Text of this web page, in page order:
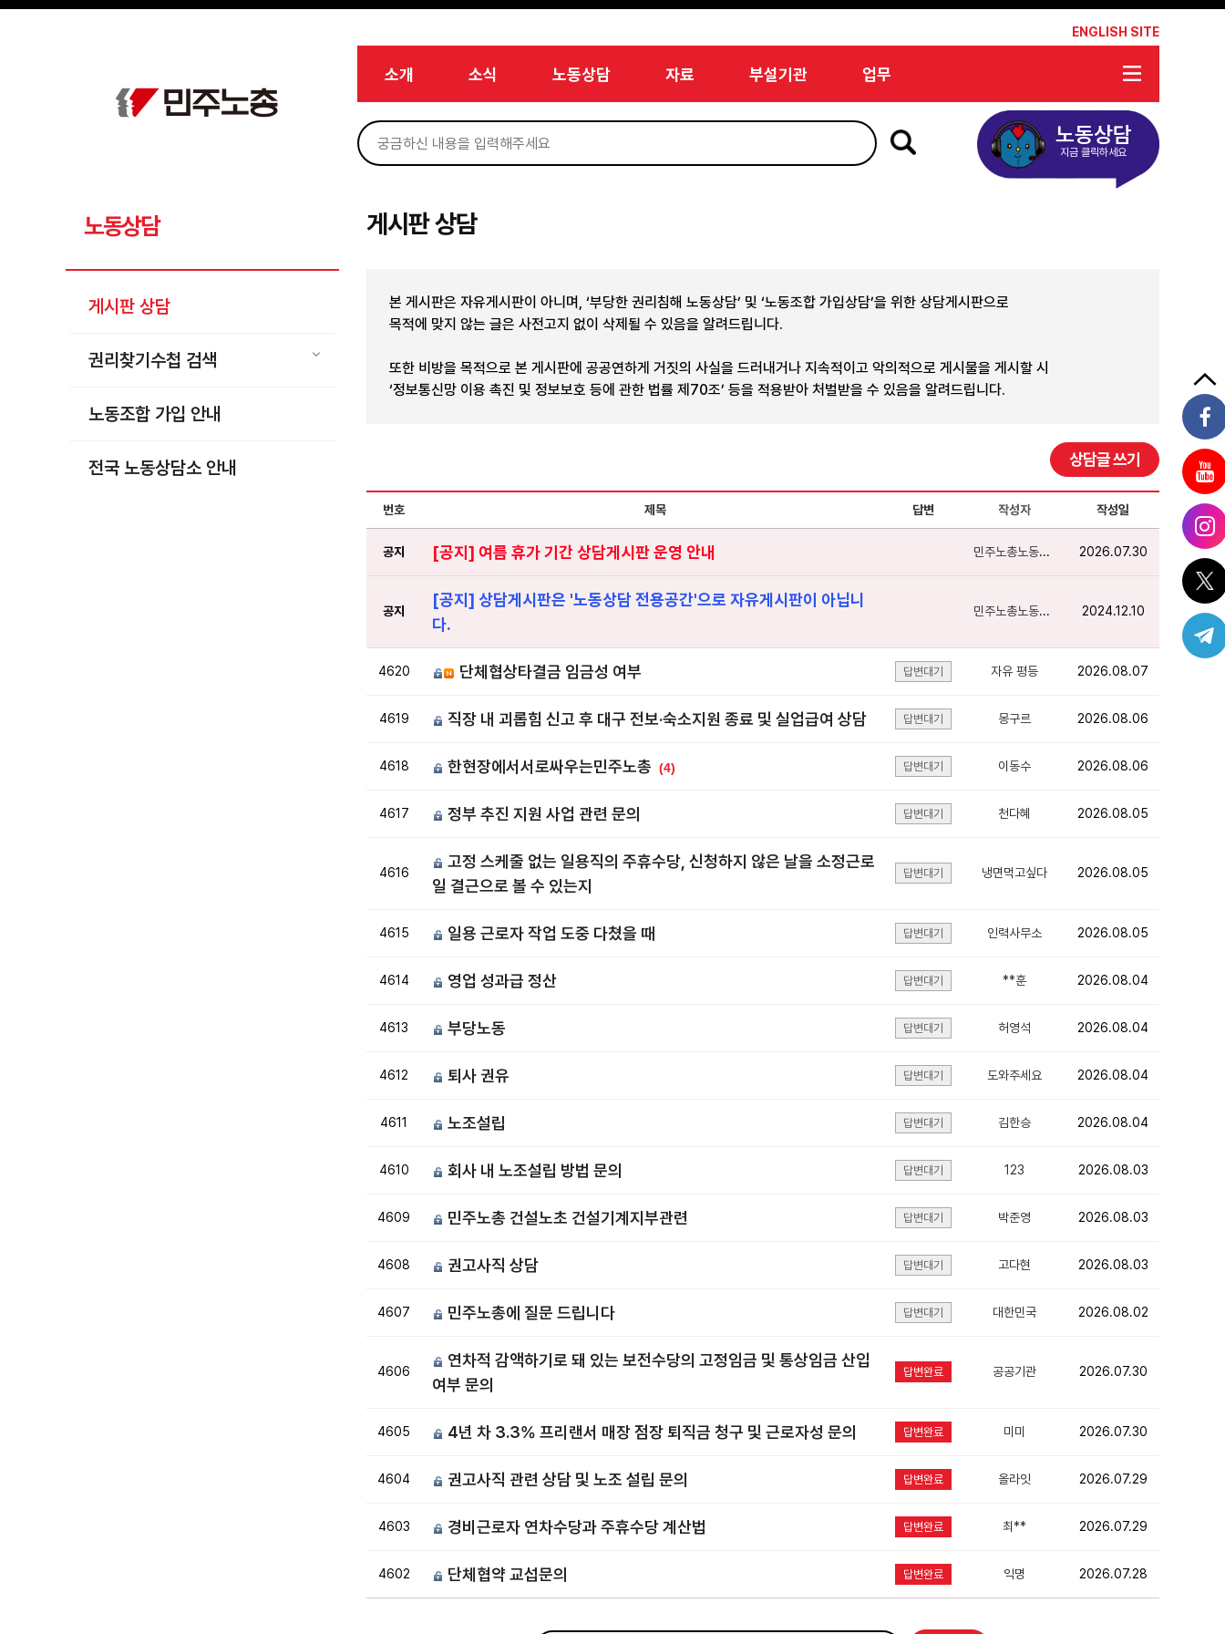
메뉴 건너뛰기
ENGLISH SITE
소개 소식 노동상담 자료 부설기관 업무
노동상담
지금 클릭하세요
노동상담
게시판 상담
권리찾기수첩 검색
노동조합 가입 안내
전국 노동상담소 안내
게시판 상담
본 게시판은 자유게시판이 아니며, ‘부당한 권리침해 노동상담’ 및 ‘노동조합 가입상담’을 위한 상담게시판으로
목적에 맞지 않는 글은 사전고지 없이 삭제될 수 있음을 알려드립니다.
또한 비방을 목적으로 본 게시판에 공공연하게 거짓의 사실을 드러내거나 지속적이고 악의적으로 게시물을 게시할 시
‘정보통신망 이용 촉진 및 정보보호 등에 관한 법률 제70조’ 등을 적용받아 처벌받을 수 있음을 알려드립니다.
상담글 쓰기
번호 제목 답변 작성자 작성일
공지 [공지] 여름 휴가 기간 상담게시판 운영 안내 민주노총노동상담 2026.07.30
공지
[공지] 상담게시판은 '노동상담 전용공간'으로 자유게시판이 아닙니
다.
민주노총노동상담 2024.12.10
4620 단체협상타결금 임금성 여부 답변대기 자유 평등 2026.08.07
4619 직장 내 괴롭힘 신고 후 대구 전보·숙소지원 종료 및 실업급여 상담 답변대기 몽구르 2026.08.06
4618 한현장에서서로싸우는민주노총 (4) 답변대기 이동수 2026.08.06
4617 정부 추진 지원 사업 관련 문의 답변대기 천다혜 2026.08.05
4616
고정 스케줄 없는 일용직의 주휴수당, 신청하지 않은 날을 소정근로
일 결근으로 볼 수 있는지
답변대기 냉면먹고싶다 2026.08.05
4615 일용 근로자 작업 도중 다쳤을 때 답변대기 인력사무소 2026.08.05
4614 영업 성과급 정산 답변대기 **훈 2026.08.04
4613 부당노동 답변대기 허영석 2026.08.04
4612 퇴사 권유 답변대기 도와주세요 2026.08.04
4611 노조설립 답변대기 김한승 2026.08.04
4610 회사 내 노조설립 방법 문의 답변대기 123 2026.08.03
4609 민주노총 건설노초 건설기계지부관련 답변대기 박준영 2026.08.03
4608 권고사직 상담 답변대기 고다현 2026.08.03
4607 민주노총에 질문 드립니다 답변대기 대한민국 2026.08.02
4606
연차적 감액하기로 돼 있는 보전수당의 고정임금 및 통상임금 산입
여부 문의
답변완료 공공기관 2026.07.30
4605 4년 차 3.3% 프리랜서 매장 점장 퇴직금 청구 및 근로자성 문의 답변완료 미미 2026.07.30
4604 권고사직 관련 상담 및 노조 설립 문의 답변완료 올라잇 2026.07.29
4603 경비근로자 연차수당과 주휴수당 계산법 답변완료 최** 2026.07.29
4602 단체협약 교섭문의 답변완료 익명 2026.07.28
권리찾기수첩 검색
찾아보기
노동조합 가입 안내
Sketchbook5, 스케치북5
Sketchbook5, 스케치북5